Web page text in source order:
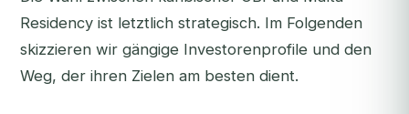
Residency ist letztlich strategisch. Im Folgenden
skizzieren wir gängige Investorenprofile und den
Weg, der ihren Zielen am besten dient.